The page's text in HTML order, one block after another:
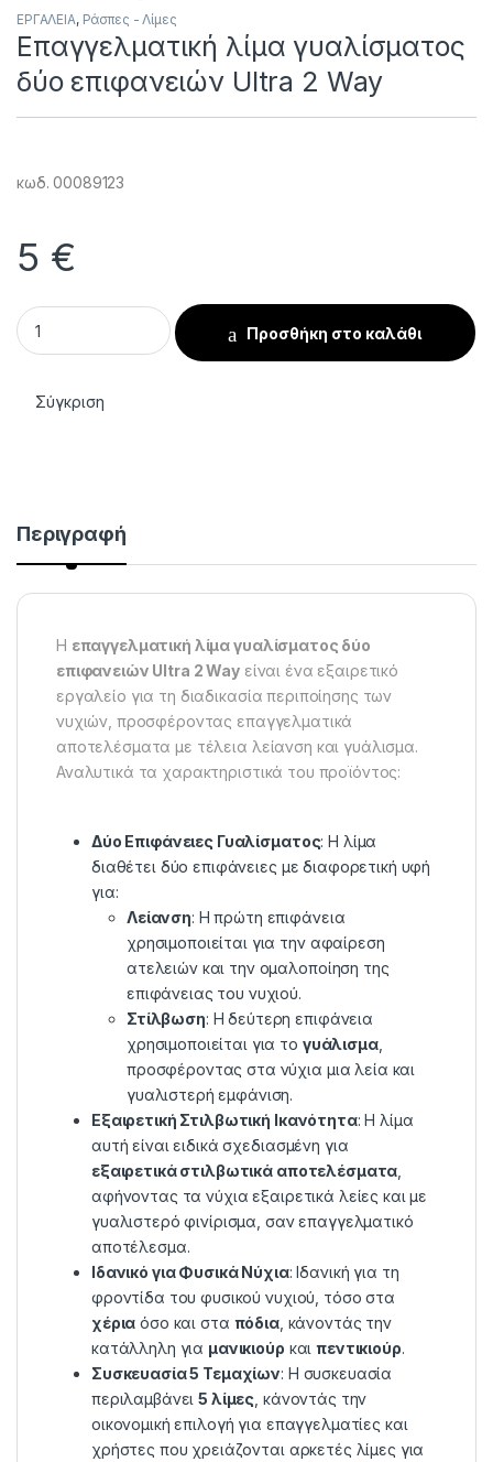
ΕΡΓΑΛΕΙΑ, Ράσπες - Λίμες
Επαγγελματική λίμα γυαλίσματος
δύο επιφανειών Ultra 2 Way
κωδ. 00089123
5 €
Επαγγελματική λίμα γυαλίσματος δύο επιφανειών Ultra 2
Προσθήκη στο καλάθι
Σύγκριση
Περιγραφή
Η επαγγελματική λίμα γυαλίσματος δύο
επιφανειών Ultra 2 Wayείναι ένα εξαιρετικό
εργαλείο για τη διαδικασία περιποίησης των
νυχιών, προσφέροντας επαγγελματικά
αποτελέσματα με τέλεια λείανση και γυάλισμα.
Αναλυτικά τα χαρακτηριστικά του προϊόντος:
Δύο Επιφάνειες Γυαλίσματος: Η λίμα
διαθέτει δύο επιφάνειες με διαφορετική υφή
για:
Λείανση: Η πρώτη επιφάνεια
χρησιμοποιείται για την αφαίρεση
ατελειών και την ομαλοποίηση της
επιφάνειας του νυχιού.
Στίλβωση: Η δεύτερη επιφάνεια
χρησιμοποιείται για το γυάλισμα,
προσφέροντας στα νύχια μια λεία και
γυαλιστερή εμφάνιση.
Εξαιρετική Στιλβωτική Ικανότητα: Η λίμα
αυτή είναι ειδικά σχεδιασμένη για
εξαιρετικά στιλβωτικά αποτελέσματα,
αφήνοντας τα νύχια εξαιρετικά λείες και με
γυαλιστερό φινίρισμα, σαν επαγγελματικό
αποτέλεσμα.
Ιδανικό για Φυσικά Νύχια: Ιδανική για τη
φροντίδα του φυσικού νυχιού, τόσο στα
χέρια όσο και στα πόδια, κάνοντάς την
κατάλληλη για μανικιούρ καιπεντικιούρ.
Συσκευασία 5 Τεμαχίων: Η συσκευασία
περιλαμβάνει5 λίμες, κάνοντάς την
οικονομική επιλογή για επαγγελματίες και
χρήστες που χρειάζονται αρκετές λίμες για